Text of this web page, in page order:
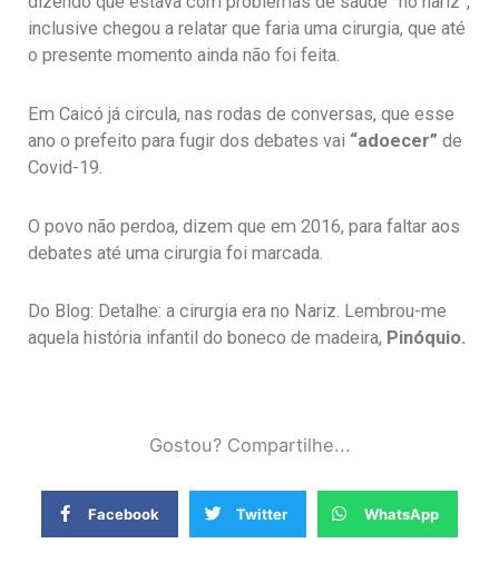
inclusive chegou a relatar que faria uma cirurgia, que até
o presente momento ainda não foi feita.
Em Caicó já circula, nas rodas de conversas, que esse
ano o prefeito para fugir dos debates vai “adoecer” de
Covid-19.
O povo não perdoa, dizem que em 2016, para faltar aos
debates até uma cirurgia foi marcada.
Do Blog: Detalhe: a cirurgia era no Nariz. Lembrou-me
aquela história infantil do boneco de madeira, Pinóquio.
Gostou? Compartilhe...
Facebook Twitter WhatsApp